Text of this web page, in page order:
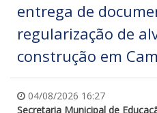
entrega de
regularização de
construção em
04/08/2026 16:27
Secretaria Municipal de